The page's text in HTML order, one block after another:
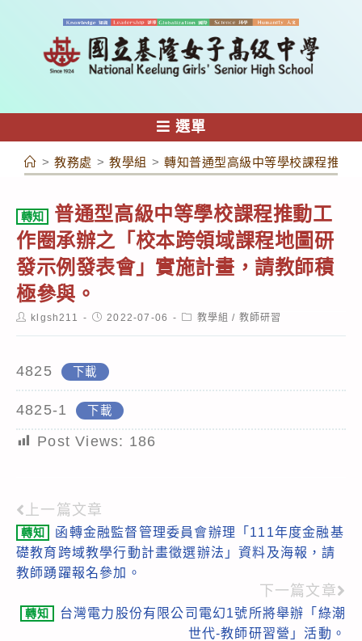
容
選單
> 教務處 > 教學組 > 轉知普通型高級中等學校課程推動
轉知
普通型高級中等學校課程推動工
作圈承辦之「校本跨領域課程地圖研
發示例發表會」實施計畫，請教師積
極參與。
Postklgsh211
Post2022-07-06
Post教學組 / 教師研習
4825 下載
4825-1 下載
Post Views: 186
Read
more
articles
上一篇文章
轉知
函轉金融監督管理委員會辦理「111年度金融基
礎教育跨域教學行動計畫徵選辦法」資料及海報，請
教師踴躍報名參加。
下一篇文章
轉知
台灣電力股份有限公司電幻1號所將舉辦「綠潮
世代-教師研習營」活動。